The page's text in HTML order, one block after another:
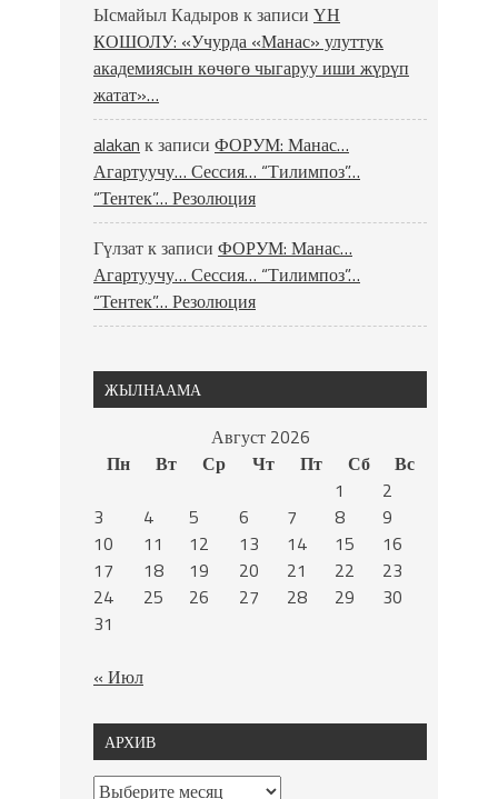
Ысмайыл Кадыров к записи ҮН
КОШОЛУ: «Учурда «Манас» улуттук
академиясын көчөгө чыгаруу иши жүрүп
жатат»…
alakan к записи ФОРУМ: Манас…
Агартуучу… Сессия… “Тилимпоз”…
“Тентек”… Резолюция
Гүлзатк записи ФОРУМ: Манас…
Агартуучу… Сессия… “Тилимпоз”…
“Тентек”… Резолюция
ЖЫЛНААМА
Август 2026
Пн
Вт Ср Чт Пт Сб
Вс
1
2
3
4 5 6 7 8
9
10
11 12 13 14 15
16
17
18 19 20 21 22
23
24
25 26 27 28 29
30
31
« Июл
АРХИВ